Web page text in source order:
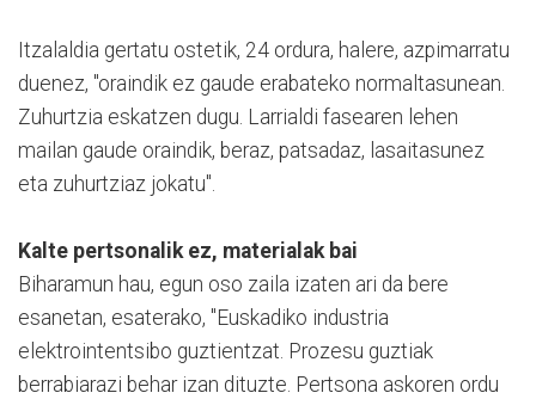
Itzalaldia gertatu ostetik, 24 ordura, halere, azpimarratu
duenez, "oraindik ez gaude erabateko normaltasunean.
Zuhurtzia eskatzen dugu. Larrialdi fasearen lehen
mailan gaude oraindik, beraz, patsadaz, lasaitasunez
eta zuhurtziaz jokatu".
Kalte pertsonalik ez, materialak bai
Biharamun hau, egun oso zaila izaten ari da bere
esanetan, esaterako, "Euskadiko industria
elektrointentsibo guztientzat. Prozesu guztiak
berrabiarazi behar izan dituzte. Pertsona askoren ordu